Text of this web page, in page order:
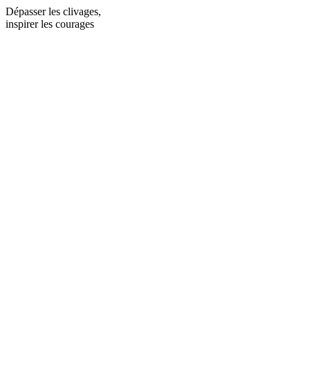
Dépasser les clivages,
inspirer les courages